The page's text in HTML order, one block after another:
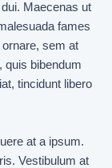
Maecenas ut
fames
sem at
quis bibendum
tincidunt libero
at a ipsum.
Vestibulum at